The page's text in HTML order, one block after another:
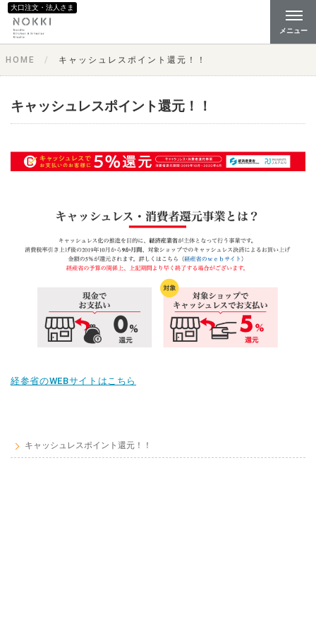
大口注文・法人さま
メニュー
HOME キャッシュレスポイント還元！！
キャッシュレスポイント還元！！
経参省のWEBサイトはこちら
キャッシュレスポイント還元！！